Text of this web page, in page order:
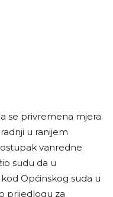
se privremena mjera
u ranijem
vanredne
sudu da u
Općinskog suda u
prijedlogu za